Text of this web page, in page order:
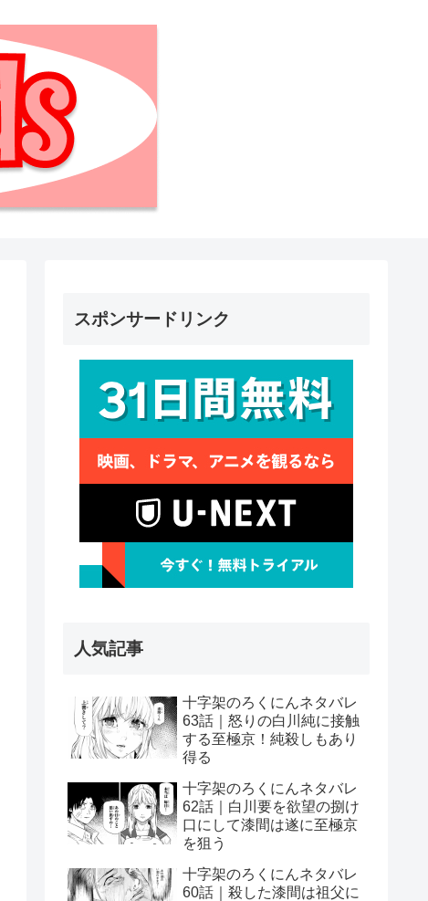
スポンサードリンク
人気記事
十字架のろくにんネタバレ
63話｜怒りの白川純に接触
する至極京！純殺しもあり
得る
十字架のろくにんネタバレ
62話｜白川要を欲望の捌け
口にして漆間は遂に至極京
を狙う
十字架のろくにんネタバレ
60話｜殺した漆間は祖父に